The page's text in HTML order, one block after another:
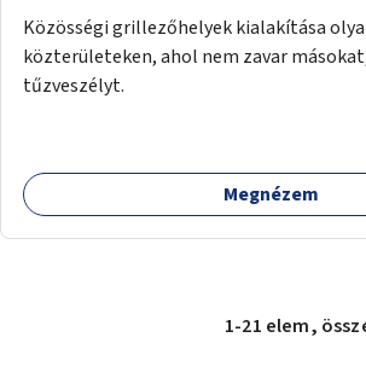
Közösségi grillezőhelyek kialakítása
közterületeken, ahol nem zavar
tűzveszélyt.
Megnézem
1-21 elem,